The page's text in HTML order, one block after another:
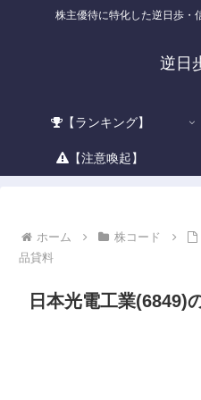
株主優待に特化した逆日歩・
逆日
【ランキング】
【注意喚起】
ホーム 株コード
品貸料
日本光電工業(6849)